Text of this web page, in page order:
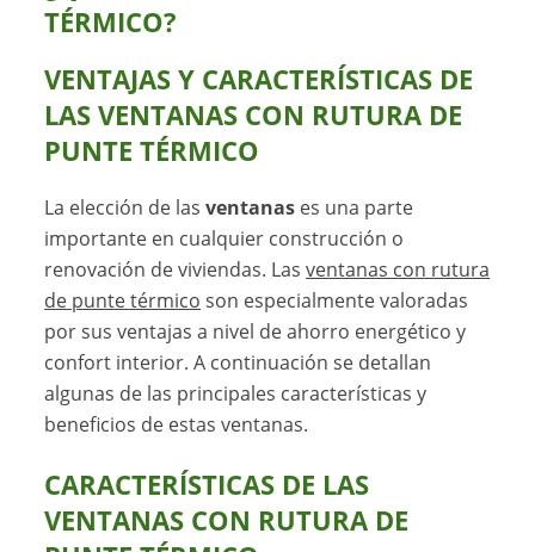
TÉRMICO?
VENTAJAS Y CARACTERÍSTICAS DE
LAS VENTANAS CON RUTURA DE
PUNTE TÉRMICO
La elección de lasventanas es una parte
importante en cualquier construcción o
renovación de viviendas. Lasventanas con rutura
de punte térmico son especialmente valoradas
por sus ventajas a nivel de ahorro energético y
confort interior. A continuación se detallan
algunas de las principales características y
beneficios de estas ventanas.
CARACTERÍSTICAS DE LAS
VENTANAS CON RUTURA DE